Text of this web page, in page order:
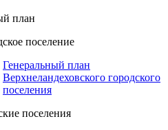
план
поселение
Генеральный план
Верхнеландеховского городского
поселения
поселения